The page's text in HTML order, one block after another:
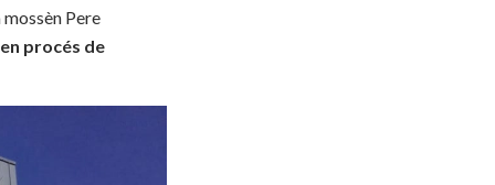
mossèn Pere
procés de